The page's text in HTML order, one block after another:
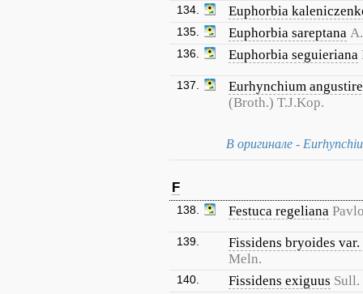
134. Euphorbia
135. Euphorbia sareptana
136. Euphorbia seguieriana
137.
Eurhynchium
(Broth.) T.J.Kop.
В оригинале -
F
138. Festuca regeliana
139.
Fissidens bryoides
Meln.
140. Fissidens exiguus Sull.